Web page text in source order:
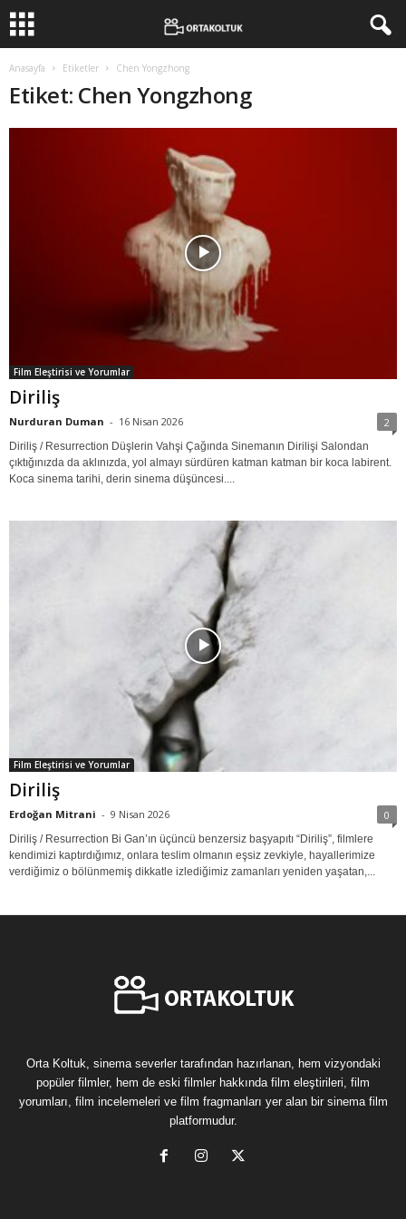
Anasayfa Etiketler Chen Yongzhong
Etiket: Chen Yongzhong
Film Eleştirisi ve Yorumlar
Diriliş
Nurduran Duman - 16 Nisan 2026 2
Diriliş / Resurrection Düşlerin Vahşi Çağında Sinemanın Dirilişi Salondan
çıktığınızda da aklınızda, yol almayı sürdüren katman katman bir koca labirent.
Koca sinema tarihi, derin sinema düşüncesi....
Film Eleştirisi ve Yorumlar
Diriliş
Erdoğan Mitrani - 9 Nisan 2026 0
Diriliş / Resurrection Bi Gan’ın üçüncü benzersiz başyapıtı “Diriliş”, filmlere
kendimizi kaptırdığımız, onlara teslim olmanın eşsiz zevkiyle, hayallerimize
verdiğimiz o bölünmemiş dikkatle izlediğimiz zamanları yeniden yaşatan,...
Orta Koltuk, sinema severler tarafından hazırlanan, hem vizyondaki
popüler filmler, hem de eski filmler hakkında film eleştirileri, film
yorumları, film incelemeleri ve film fragmanları yer alan bir sinema film
platformudur.